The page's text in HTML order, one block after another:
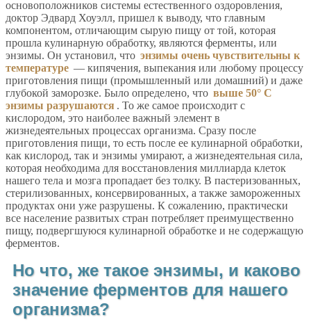
основоположников системы естественного оздоровления,
доктор Эдвард Хоуэлл, пришел к выводу, что главным
компонентом, отличающим сырую пищу от той, которая
прошла кулинарную обработку, являются ферменты, или
энзимы. Он установил, что энзимы очень чувствительны к
температуре — кипячения, выпекания или любому процессу
приготовления пищи (промышленный или домашний) и даже
глубокой заморозке. Было определено, что выше 50° С
энзимы разрушаются . То же самое происходит с
кислородом, это наиболее важный элемент в
жизнедеятельных процессах организма. Сразу после
приготовления пищи, то есть после ее кулинарной обработки,
как кислород, так и энзимы умирают, а жизнедеятельная сила,
которая необходима для восстановления миллиарда клеток
нашего тела и мозга пропадает без толку. В пастеризованных,
стерилизованных, консервированных, а также замороженных
продуктах они уже разрушены. К сожалению, практически
все население развитых стран потребляет преимущественно
пищу, подвергшуюся кулинарной обработке и не содержащую
ферментов.
Но что, же такое энзимы, и каково
значение ферментов для нашего
организма?